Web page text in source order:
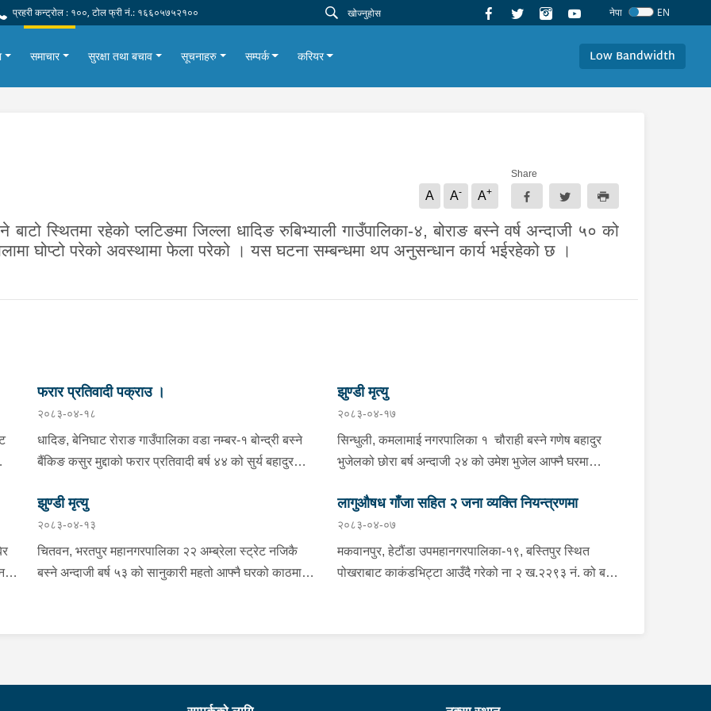
प्रहरी कन्ट्रोल : १००, टोल फ्री नं.: १६६०५७५२१०० नेपा EN
समाचार सुरक्षा तथा बचाव सूचनाहरु सम्पर्क करियर Low Bandwidth
A A- A+
Share
स्थितमा रहेको प्लटिङमा जिल्ला धादिङ रुबिभ्याली गाउँपालिका-४, बोराङ बस्ने वर्ष अन्दाजी ५० को
घोप्टो परेको अवस्थामा फेला परेको । यस घटना सम्बन्धमा थप अनुसन्धान कार्य भईरहेको छ ।
फरार प्रतिवादी पक्राउ ।
२०८३-०४-१८
धादिङ, बेनिघाट रोराङ गाउँपालिका वडा नम्बर-१ बोन्द्री बस्ने
बैंकिङ कसुर मुद्दाको फरार प्रतिवादी बर्ष ४४ को सुर्य बहादुर
झुण्डी मृत्यु
२०८३-०४-१७
सिन्धुली, कमलामाई नगरपालिका १ चौराही बस्ने गणेष बहादुर
भुजेलको छोरा बर्ष अन्दाजी २४ को उमेश भुजेल आफ्नै घरमा
प्राप्त हुनासाथ प्रहरी टोली खटिगई घटनास्थलमा मुचुल्का
सहित थप अनुसन्धान कार्य भइरहेको ।
झुण्डी मृत्यु
२०८३-०४-१३
चितवन, भरतपुर महानगरपालिका २२ अम्ब्रेला स्ट्रेट नजिकै
बस्ने अन्दाजी बर्ष ५३ को सानुकारी महतो आफ्नै घरको काठमा
लागुऔषध गाँजा सहित २ जना व्यक्ति नियन्त्रणमा
२०८३-०४-०७
मकवानपुर, हेटौंडा उपमहानगरपालिका-१९, बस्तिपुर स्थित
पोखराबाट काकंडभिट्टा आउँदै गरेको ना २ ख.२२९३ नं. को बस